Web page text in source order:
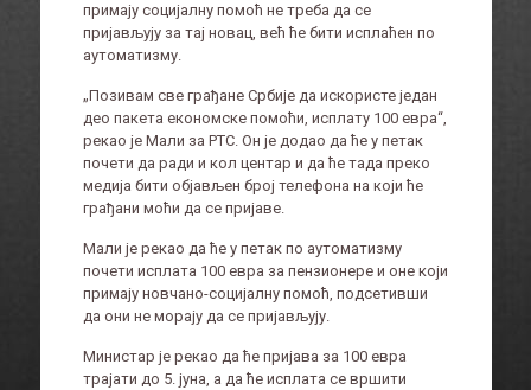
примају социјалну помоћ не треба да се
пријављују за тај новац, већ ће бити исплаћен по
аутоматизму.
„Позивам све грађане Србије да искористе један
део пакета економске помоћи, исплату 100 евра“,
рекао је Мали за РТС. Он је додао да ће у петак
почети да ради и кол центар и да ће тада преко
медија бити објављен број телефона на који ће
грађани моћи да се пријаве.
Мали је рекао да ће у петак по аутоматизму
почети исплата 100 евра за пензионере и оне који
примају новчано-социјалну помоћ, подсетивши
да они не морају да се пријављују.
Министар је рекао да ће пријава за 100 евра
трајати до 5. јуна, а да ће исплата се вршити